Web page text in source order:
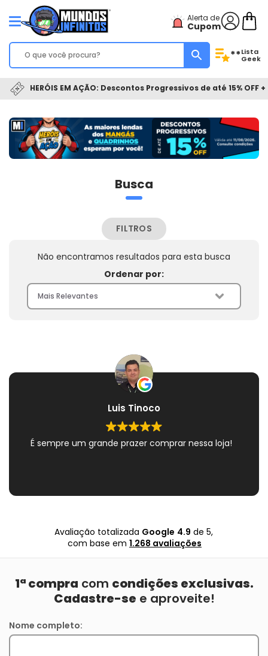
Alerta de
Cupom
**Lista
Geek
HERÓIS EM AÇÃO: Descontos Progressivos de até 15% OFF
Busca
FILTROS
Não encontramos resultados para esta busca
Ordenar por:
Luis Tinoco
É sempre um grande prazer comprar nessa loja!
Avaliação totalizada Google 4.9 de 5,
com base em 1.268 avaliações